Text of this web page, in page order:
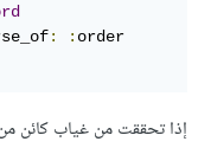
: : order
إذا تحققت من غياب كائن